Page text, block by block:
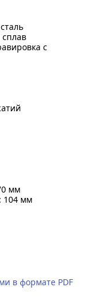
с
мм
104 мм
в формате PDF